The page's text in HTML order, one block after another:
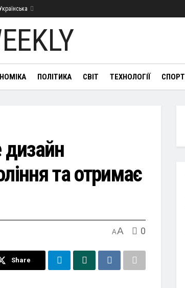
ПОЛІТИКА СВІТ ТЕХНОЛОГІЇ СПОРТ
та отримає
AA 0
Share